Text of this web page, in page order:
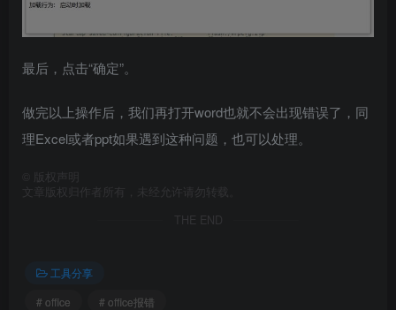
最后，点击“确定”。
做完以上操作后，我们再打开word也就不会出现错误了，同
理Excel或者ppt如果遇到这种问题，也可以处理。
版权声明
文章版权归作者所有，未经允许请勿转载。
THE END
工具分享
# office
# office报错